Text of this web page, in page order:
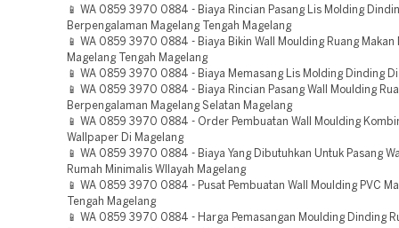
📱 WA 0859 3970 0884 - Biaya Rincian Pasang Lis Molding
Berpengalaman Magelang Tengah Magelang
📱 WA 0859 3970 0884 - Biaya Bikin Wall Moulding Ruang Makan
Magelang Tengah Magelang
📱 WA 0859 3970 0884 - Biaya Memasang Lis Molding Dinding
📱 WA 0859 3970 0884 - Biaya Rincian Pasang Wall Moulding
Berpengalaman Magelang Selatan Magelang
📱 WA 0859 3970 0884 - Order Pembuatan Wall Moulding
Wallpaper Di Magelang
📱 WA 0859 3970 0884 - Biaya Yang Dibutuhkan Untuk Pasang
Rumah Minimalis WIlayah Magelang
📱 WA 0859 3970 0884 - Pusat Pembuatan Wall Moulding PVC
Tengah Magelang
📱 WA 0859 3970 0884 - Harga Pemasangan Moulding Dinding